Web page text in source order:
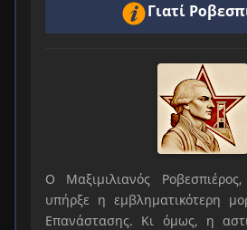
Γιατί
Ο Μαξιμιλιανός Ροβεσπιέρος,
υπήρξε η εμβληματικότερη
Επανάστασης. Κι όμως, η